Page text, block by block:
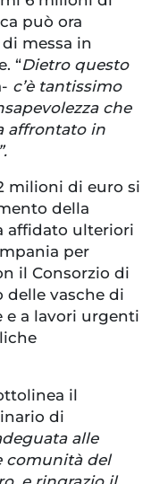
può ora
messa in
“Dietro questo
c’è tantissimo
che
affrontato in
milioni di euro si
della
affidato ulteriori
per
il Consorzio di
delle vasche di
e a lavori urgenti
il
di
alle
comunità del